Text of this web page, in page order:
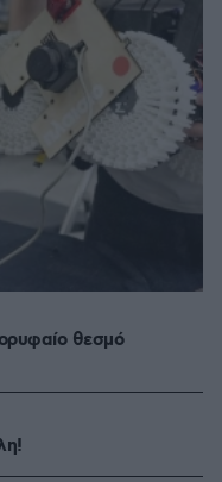
θεσμό